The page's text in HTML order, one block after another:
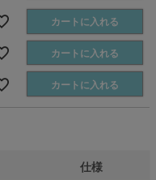
カートに入れる
カートに入れる
カートに入れる
仕様